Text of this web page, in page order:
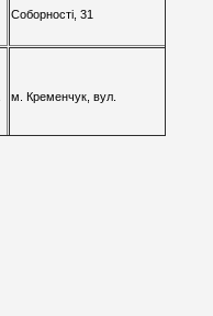
Соборності, 31
м. Кременчук, вул.